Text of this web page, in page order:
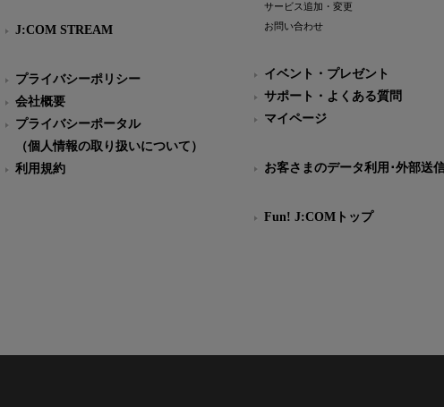
J:COM STREAM
プライバシーポリシー
会社概要
プライバシーポータル
（個人情報の取り扱いについて）
利用規約
サービス追加・変更
お問い合わせ
イベント・プレゼント
サポート・よくある質問
マイページ
お客さまのデータ利用･外部送
Fun! J:COMトップ